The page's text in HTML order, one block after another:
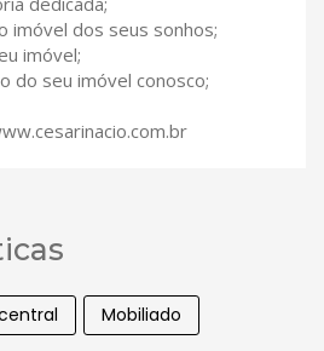
imóvel dos seus sonhos;
imóvel;
do seu imóvel conosco;
Mobiliado